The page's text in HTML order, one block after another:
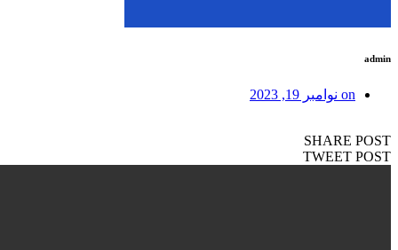
نوامبر 19, 2023
SHARE
TWEET